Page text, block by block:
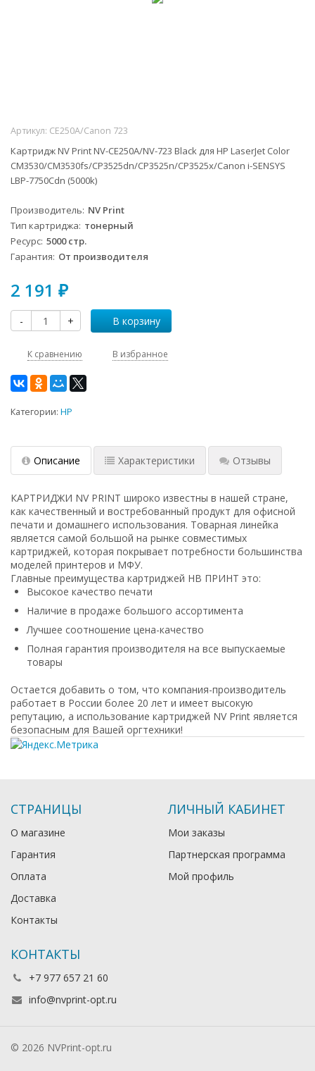
Артикул: CE250A/Canon 723
Картридж NV Print NV-CE250A/NV-723 Black для HP LaserJet Color
CM3530/CM3530fs/CP3525dn/CP3525n/CP3525x/Canon i-SENSYS
LBP-7750Cdn (5000k)
Производитель NV Print
Тип картриджа тонерный
Ресурс 5000 стр.
Гарантия От производителя
2 191 ₽
- + В корзину
К сравнению В избранное
Категории: HP
Описание Характеристики Отзывы
КАРТРИДЖИ NV PRINT широко известны в нашей стране,
как качественный и востребованный продукт для офисной
печати и домашнего использования. Товарная линейка
является самой большой на рынке совместимых
картриджей, которая покрывает потребности большинства
моделей принтеров и МФУ.
Главные преимущества картриджей НВ ПРИНТ это:
Высокое качество печати
Наличие в продаже большого ассортимента
Лучшее соотношение цена-качество
Полная гарантия производителя на все выпускаемые
товары
Остается добавить о том, что компания-производитель
работает в России более 20 лет и имеет высокую
репутацию, а использование картриджей NV Print является
безопасным для Вашей оргтехники!
СТРАНИЦЫ
О магазине
Гарантия
Оплата
Доставка
Контакты
ЛИЧНЫЙ КАБИНЕТ
Мои заказы
Партнерская программа
Мой профиль
КОНТАКТЫ
+7 977 657 21 60
info@nvprint-opt.ru
© 2026 NVPrint-opt.ru